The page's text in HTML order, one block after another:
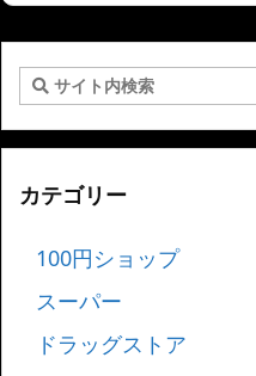
カテゴリー
100円ショップ
スーパー
ドラッグストア